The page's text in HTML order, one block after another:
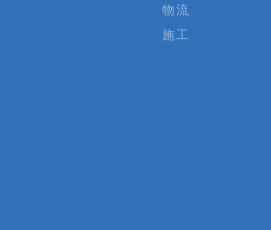
物流
施工